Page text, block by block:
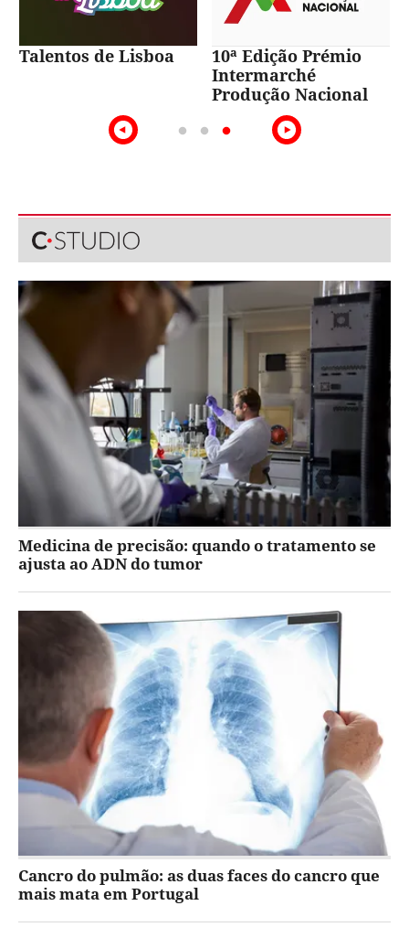
Talentos de Lisboa
10ª Edição Prémio
Intermarché
Produção Nacional
Medicina de precisão: quando o tratamento se
ajusta ao ADN do tumor
Cancro do pulmão: as duas faces do cancro que
mais mata em Portugal